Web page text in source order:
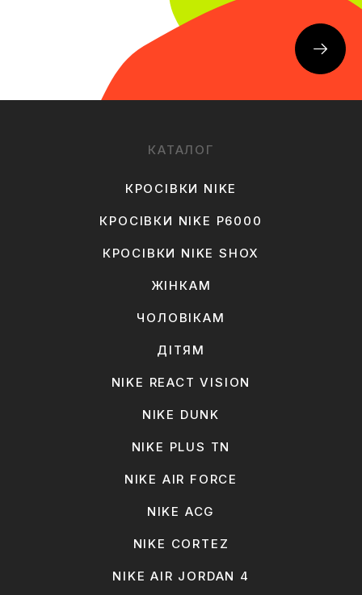
КАТАЛОГ
КРОСІВКИ NIKE
КРОСІВКИ NIKE P6000
КРОСІВКИ NIKE SHOX
ЖІНКАМ
ЧОЛОВІКАМ
ДІТЯМ
NIKE REACT VISION
NIKE DUNK
NIKE PLUS TN
NIKE AIR FORCE
NIKE ACG
NIKE CORTEZ
NIKE AIR JORDAN 4